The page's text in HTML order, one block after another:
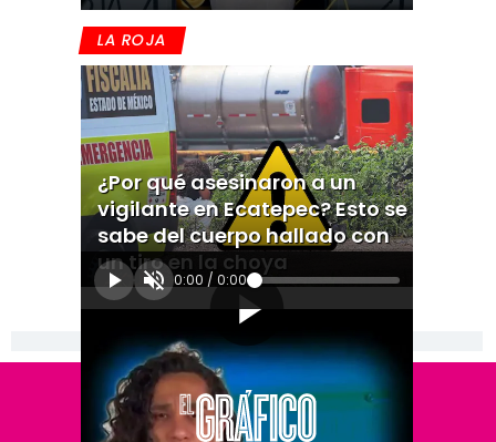
LA ROJA
¿Por qué asesinaron a un
vigilante en Ecatepec? Esto se
sabe del cuerpo hallado con
un tiro en la choya
0:00 / 0:00
[Publicidad]